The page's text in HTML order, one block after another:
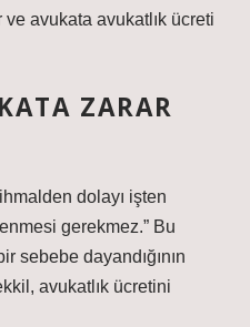
ve avukata avukatlık ücreti
ZARAR
dolayı işten
gerekmez.” Bu
sebebe dayandığının
avukatlık ücretini